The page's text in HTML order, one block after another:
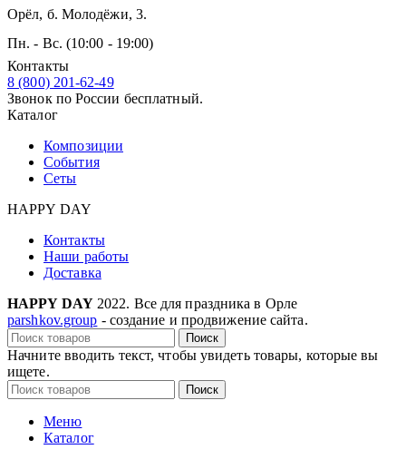
Орёл, б. Молодёжи, 3.
Пн. - Вс. (10:00 - 19:00)
Контакты
8 (800) 201-62-49
Звонок по России бесплатный.
Каталог
Композиции
События
Сеты
HAPPY DAY
Контакты
Наши работы
Доставка
HAPPY DAY 2022. Все для праздника в Орле
parshkov.group - создание и продвижение сайта.
Поиск
Начните вводить текст, чтобы увидеть товары, которые вы
ищете.
Поиск
Меню
Каталог